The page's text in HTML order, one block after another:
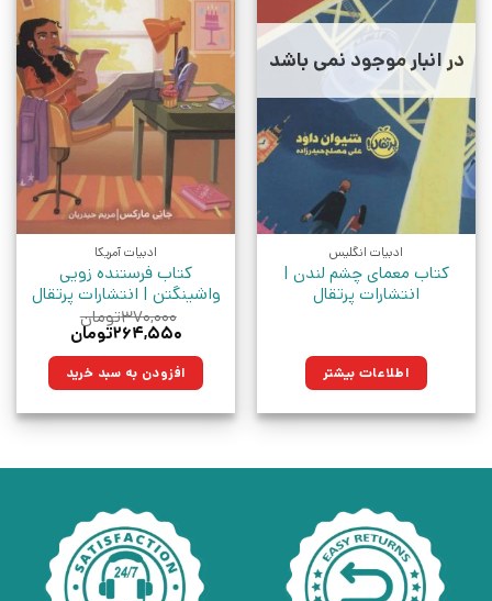
در انبار موجود نمی باشد
ادبیات انگلیس
کتاب معمای چشم لندن |
انتشارات پرتقال
اطلاعات بیشتر
ادبیات آمریکا
کتاب فرستنده زویی
واشینگتن | انتشارات پرتقال
۳۷۰,۰۰۰تومان
قیمت
۳۷۰,۰۰۰تومان
بود.
۲۶۴,۵۵۰تومان
۲۶۴,۵۵۰تومان.افزودن به سبد خرید